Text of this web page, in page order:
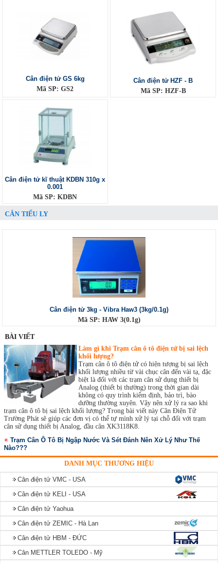
Cân điện tử GS 6kg
Mã SP: GS2
Cân điện tử HZF - B
Mã SP: HZF-B
Cân điện tử kĩ thuật KDBN 310g x
0.001
Mã SP: KDBN
CÂN TIỂU LY
Cân điện tử 3kg - Vibra Haw3 (3kg/0.1g)
Mã SP: HAW 3(0.1g)
BÀI VIẾT
Làm gì khi Trạm cân ô tô điện tử bị sai lệch
khối lượng?
Trạm cân ô tô điện tử có hiện tượng bị sai lệch
khối lượng nhiều từ vài chục cân đến vài tạ, đặc
biệt là đối với các trạm cân sử dụng thiết bị
Analog (thiết bị thường) trong thời gian dài
không có quy trình kiểm định, bảo trì, bào
dưỡng thường xuyên. Vậy nên xử lý ra sao khi
trạm cân ô tô bị sai lệch khối lượng? Trong bài viết này Cân Điện Tử
Trường Phát sẽ giúp các đơn vị có thể tự mình xử lý tại chỗ đối với trạm
cân sử dụng thiết bị Analog, đầu cân XK3118K8.
Trạm Cân Ô Tô Bị Ngập Nước Và Sét Đánh Nên Xử Lý Như Thế
Nào???
DANH MỤC THƯƠNG HIỆU
Cân điện tử VMC - USA
Cân điện tử KELI - USA
Cân điện tử Yaohua
Cân điện tử ZEMIC - Hà Lan
Cân điện tử HBM - ĐỨC
Cân METTLER TOLEDO - Mỹ